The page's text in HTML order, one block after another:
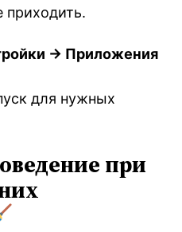
приходить.
→ Приложения
для нужных
при